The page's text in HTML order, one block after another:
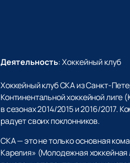
Деятельность:Хоккейный клуб
Хоккейный клуб СКА из Санкт-
Континентальной хоккейной
в сезонах 2014/2015 и 2016/2017.
радует своих поклонников.
СКА — это не только основная
Карелия» (Молодежная хоккейная